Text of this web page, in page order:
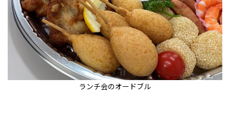
ランチ会のオードブル